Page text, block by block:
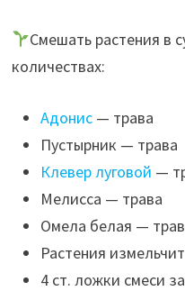
Смешать растения в
количествах:
Адонис— трава
Пустырник — трава
Клевер луговой —
Мелисса — трава
Омела белая —
Растения
4 ст. ложки смеси